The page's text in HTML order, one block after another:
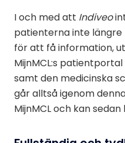
I och med att Indiveo
patienterna inte längre
för att få information,
MijnMCL:s
samt den medicinska
går alltså igenom
MijnMCL och kan